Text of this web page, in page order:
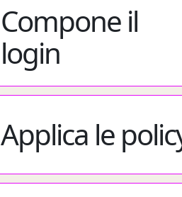
Compone il
login
Applica le